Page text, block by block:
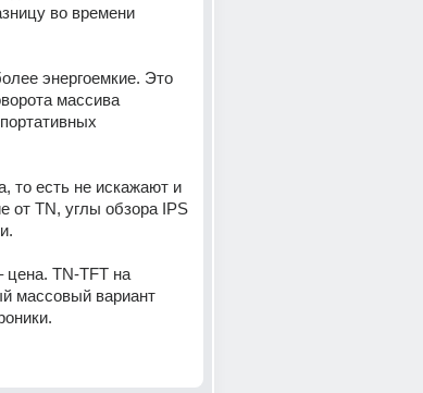
во времени
энергоемкие. Это
массива
то есть не искажают и
от TN, углы обзора IPS
цена. TN-TFT на
массовый вариант